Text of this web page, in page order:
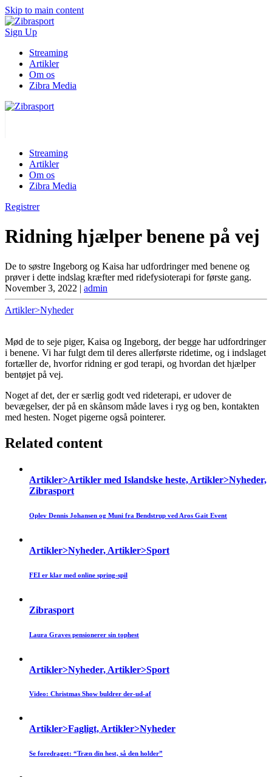
Skip to main content
Sign Up
Streaming
Artikler
Om os
Zibra Media
Streaming
Artikler
Om os
Zibra Media
Registrer
Ridning hjælper benene på vej
De to søstre Ingeborg og Kaisa har udfordringer med benene og
prøver i dette indslag kræfter med ridefysioterapi for første gang.
November 3, 2022 | admin
Artikler>Nyheder
Mød de to seje piger, Kaisa og Ingeborg, der begge har udfordringer
i benene. Vi har fulgt dem til deres allerførste ridetime, og i indslaget
fortæller de, hvorfor ridning er god terapi, og hvordan det hjælper
bentøjet på vej.
Noget af det, der er særlig godt ved rideterapi, er udover de
bevægelser, der på en skånsom måde laves i ryg og ben, kontakten
med hesten. Noget pigerne også pointerer.
Related content
Artikler>Artikler med Islandske heste, Artikler>Nyheder,
Zibrasport
Oplev Dennis Johansen og Muni fra Bendstrup ved Aros Gait Event
Artikler>Nyheder, Artikler>Sport
FEI er klar med online spring-spil
Zibrasport
Laura Graves pensionerer sin tophest
Artikler>Nyheder, Artikler>Sport
Video: Christmas Show buldrer der-ud-af
Artikler>Fagligt, Artikler>Nyheder
Se foredraget: “Træn din hest, så den holder”